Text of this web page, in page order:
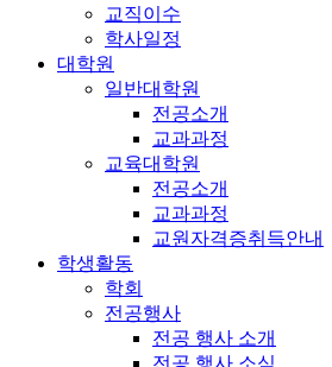
교직이수
학사일정
대학원
일반대학원
전공소개
교과과정
교육대학원
전공소개
교과과정
교원자격증취득안내
학생활동
학회
전공행사
전공 행사 소개
전공 행사 소식